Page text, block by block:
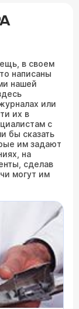
в своем
написаны
нашей
или
их в
с
бы сказать
им задают
на
сделав
могут им